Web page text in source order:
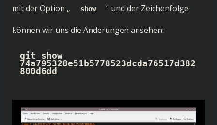
mit der Option „
show “ und der Zeichenfolge
können wir uns die Änderungen ansehen:
git show
74a795328e51b5778523dcda76517d382
800d6dd